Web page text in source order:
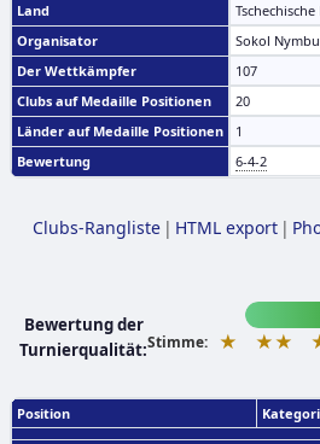
Land
Organisator
Sokol
Der Wettkämpfer
107
Clubs auf Medaille Positionen
20
Länder auf Medaille Positionen
1
Bewertung
6-4-2
Clubs-Rangliste | HTML export |
Bewertung der
Turnierqualität:Stimme:
★ ★★
Position